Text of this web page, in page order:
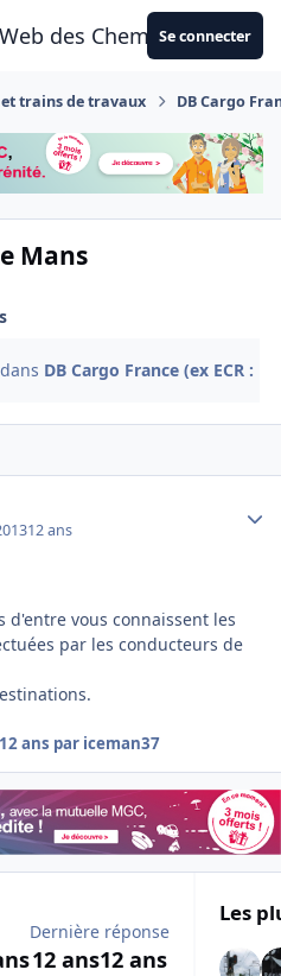
des CheminotsSe connecter
et trains de travaux DB Cargo
Mans
dans DB Cargo France (ex ECR :
12 ans
d'entre vous connaissent les
par les conducteurs de
12 ans par iceman37
Dernière réponse
12 ans12 ans
Les